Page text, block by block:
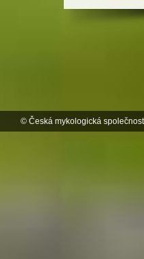
© Česká mykologická